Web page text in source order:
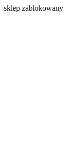
sklep zablokowany